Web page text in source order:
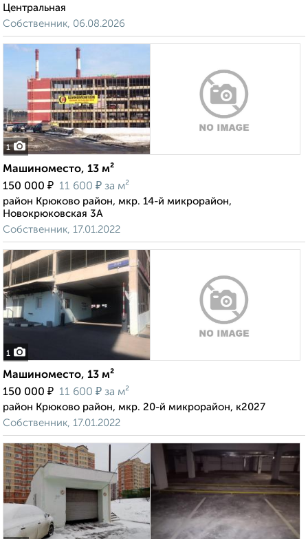
Центральная
Собственник, 06.08.2026
1
Машиноместо, 13 м²
150 000 ₽ 11 600 ₽ за м²
район Крюково район, мкр. 14-й микрорайон,
Новокрюковская 3А
Собственник, 17.01.2022
1
Машиноместо, 13 м²
150 000 ₽ 11 600 ₽ за м²
район Крюково район, мкр. 20-й микрорайон, к2027
Собственник, 17.01.2022